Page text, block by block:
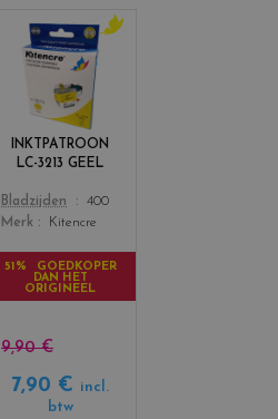
INKTPATROON
LC-3213 GEEL
Color
r
y
l
w
Bladzijden
400
Merk
Kitencre
51% GOEDKOPER
DAN HET
ORIGINEEL
9,90 €
7,90 €
incl.
btw